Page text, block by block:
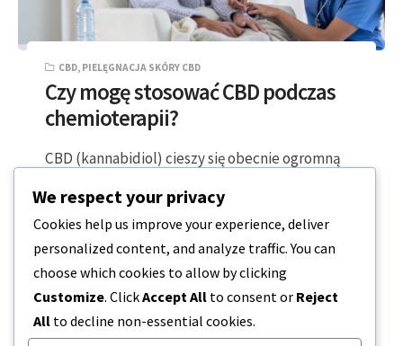
CBD, PIELĘGNACJA SKÓRY CBD
Czy mogę stosować CBD podczas
chemioterapii?
CBD (kannabidiol) cieszy się obecnie ogromną
z witaminami lub nowościami. Teraz można go…
4 MINUTY CZYTANIA 2023-12-19
We respect your privacy
Cookies help us improve your experience, deliver
personalized content, and analyze traffic. You can
choose which cookies to allow by clicking
Customize. ClickAccept All to consent or Reject
All to decline non-essential cookies.